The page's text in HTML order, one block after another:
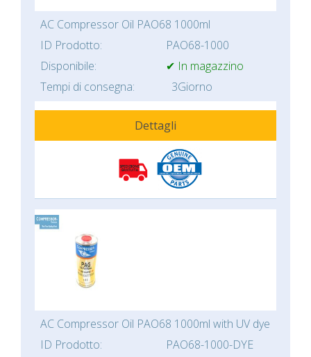
AC Compressor Oil PAO68 1000ml
ID Prodotto:
PAO68-1000
Disponibile:
✔ In magazzino
Tempi di consegna:
3Giorno
Dettagli
AC Compressor Oil PAO68 1000ml with UV dye
ID Prodotto:
PAO68-1000-DYE